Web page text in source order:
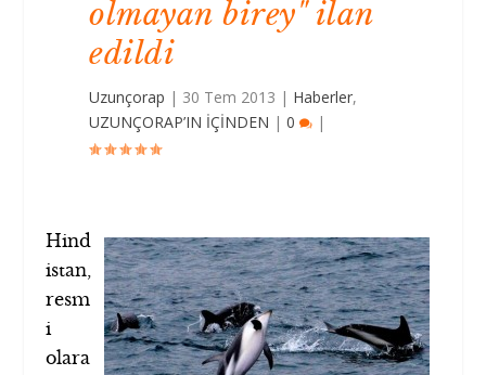
olmayan birey" ilan
edildi
Uzunçorap | 30 Tem 2013 | Haberler,
UZUNÇORAP’IN İÇİNDEN |0 |
Hind
istan,
resm
i
olara